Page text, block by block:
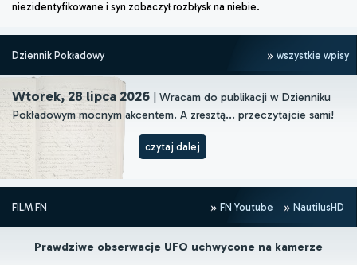
niezidentyfikowane i syn zobaczył rozbłysk na niebie.
Dziennik Pokładowy wszystkie wpisy
Wtorek, 28 lipca 2026 | Wracam do publikacji w Dzienniku
Pokładowym mocnym akcentem. A zresztą... przeczytajcie sami!
czytaj dalej
FILM FN FN Youtube NautilusHD
Prawdziwe obserwacje UFO uchwycone na kamerze